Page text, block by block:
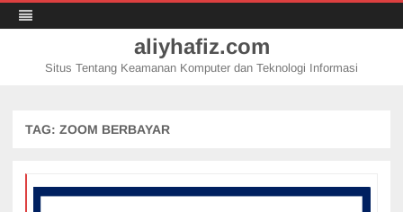
aliyhafiz.com
Situs Tentang Keamanan Komputer dan Teknologi Informasi
TAG: ZOOM BERBAYAR